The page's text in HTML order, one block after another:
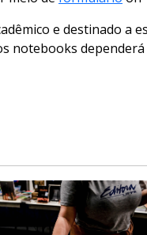
e destinado a
notebooks